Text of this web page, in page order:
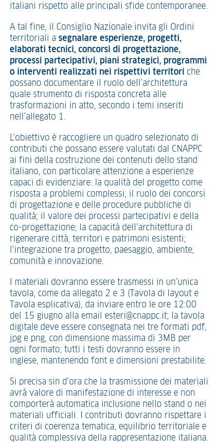
italiani rispetto alle principali sfide contemporanee.
A tal fine, il Consiglio Nazionale invita gli Ordini
territoriali a segnalare esperienze, progetti,
elaborati tecnici, concorsi di progettazione,
processi partecipativi, piani strategici, programmi
o interventi realizzati nei rispettivi territori che
possano documentare il ruolo dell’architettura
quale strumento di risposta concreta alle
trasformazioni in atto, secondo i temi inseriti
nell’allegato 1.
L’obiettivo è raccogliere un quadro selezionato di
contributi che possano essere valutati dal CNAPPC
ai fini della costruzione dei contenuti dello stand
italiano, con particolare attenzione a esperienze
capaci di evidenziare: la qualità del progetto come
risposta a problemi complessi; il ruolo dei concorsi
di progettazione e delle procedure pubbliche di
qualità; il valore dei processi partecipativi e della
co-progettazione; la capacità dell’architettura di
rigenerare città, territori e patrimoni esistenti;
l’integrazione tra progetto, paesaggio, ambiente,
comunità e innovazione.
I materiali dovranno essere trasmessi in un’unica
tavola, come da allegato 2 e 3 (Tavola di layout e
Tavola esplicativa), da inviare entro le ore 12:00
del 15 giugno alla email esteri@cnappc.it; la tavola
digitale deve essere consegnata nei tre formati pdf,
jpg e png, con dimensione massima di 3MB per
ogni formato; tutti i testi dovranno essere in
inglese, mantenendo font e dimensioni prestabilite.
Si precisa sin d’ora che la trasmissione dei materiali
avrà valore di manifestazione di interesse e non
comporterà automatica inclusione nello stand o nei
materiali ufficiali. I contributi dovranno rispettare i
criteri di coerenza tematica, equilibrio territoriale e
qualità complessiva della rappresentazione italiana.